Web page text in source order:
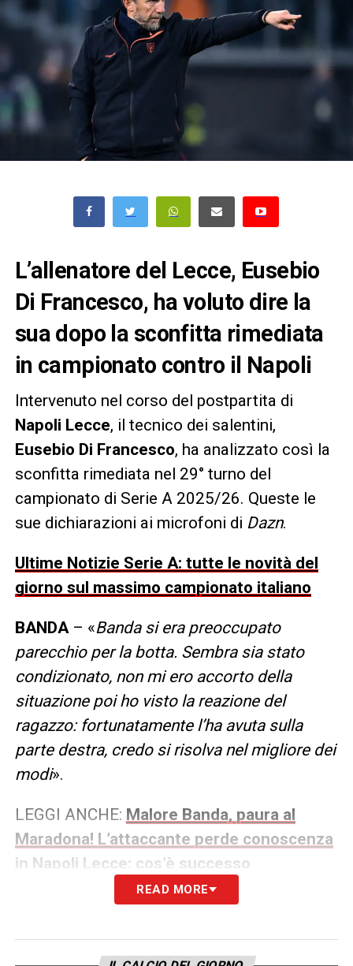
L’allenatore del Lecce, Eusebio
Di Francesco, ha voluto dire la
sua dopo la sconfitta rimediata
in campionato contro il Napoli
Intervenuto nel corso del postpartita di
Napoli Lecce, il tecnico dei salentini,
Eusebio Di Francesco, ha analizzato così la
sconfitta rimediata nel 29° turno del
campionato di Serie A 2025/26. Queste le
sue dichiarazioni ai microfoni di Dazn.
Ultime Notizie Serie A: tutte le novità del
giorno sul massimo campionato italiano
BANDA– «Banda si era preoccupato
parecchio per la botta. Sembra sia stato
condizionato, non mi ero accorto della
situazione poi ho visto la reazione del
ragazzo: fortunatamente l’ha avuta sulla
parte destra, credo si risolva nel migliore dei
modi».
LEGGI ANCHE: Malore Banda, paura al
Maradona! L’attaccante perde conoscenza
in Napoli Lecce: cos’è successo
– «La bravura del Napoli non la
altro: noi abbiamo fatto un gran primo
READ MORE